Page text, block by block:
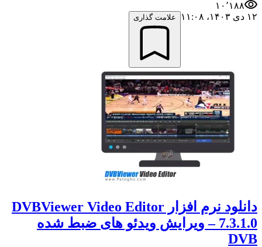
۱۰٬۱۸۸
۱۲ دی ۱۴۰۳،‏ ۱۱:۰۸
علامت گذاری
دانلود نرم افزار DVBViewer Video Editor
7.3.1.0 – ویرایش ویدئو های ضبط شده
DVB